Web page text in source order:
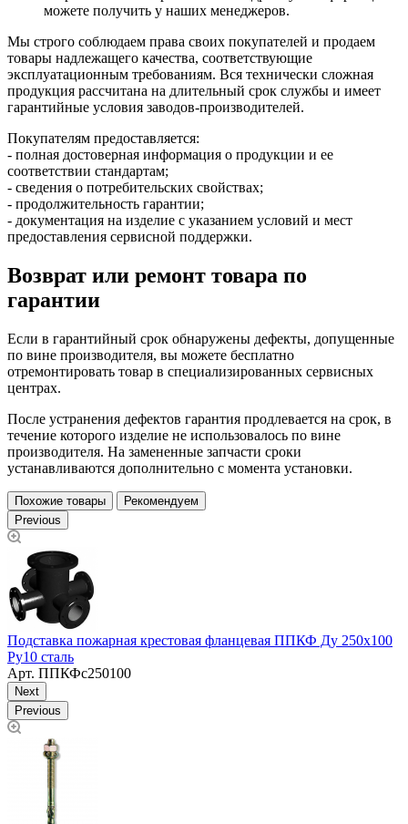
можете получить у наших менеджеров.
Мы строго соблюдаем права своих покупателей и продаем
товары надлежащего качества, соответствующие
эксплуатационным требованиям. Вся технически сложная
продукция рассчитана на длительный срок службы и имеет
гарантийные условия заводов-производителей.
Покупателям предоставляется:
- полная достоверная информация о продукции и ее
соответствии стандартам;
- сведения о потребительских свойствах;
- продолжительность гарантии;
- документация на изделие с указанием условий и мест
предоставления сервисной поддержки.
Возврат или ремонт товара по
гарантии
Если в гарантийный срок обнаружены дефекты, допущенные
по вине производителя, вы можете бесплатно
отремонтировать товар в специализированных сервисных
центрах.
После устранения дефектов гарантия продлевается на срок, в
течение которого изделие не использовалось по вине
производителя. На замененные запчасти сроки
устанавливаются дополнительно с момента установки.
Похожие товары
Рекомендуем
Previous
Подставка пожарная крестовая фланцевая ППКФ Ду 250х100
Ру10 сталь
Арт. ППКФс250100
Next
Previous